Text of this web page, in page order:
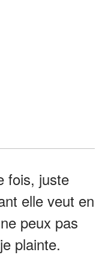
fois, juste
elle veut en
peux pas
plainte.